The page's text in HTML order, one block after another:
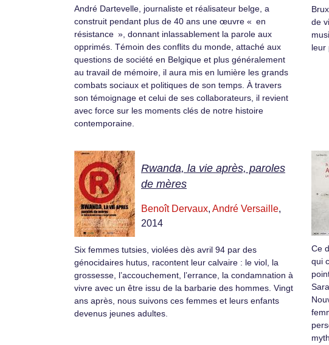
André Dartevelle, journaliste et réalisateur belge, a
construit pendant plus de 40 ans une œuvre « en
résistance », donnant inlassablement la parole aux
opprimés. Témoin des conflits du monde, attaché aux
questions de société en Belgique et plus généralement
au travail de mémoire, il aura mis en lumière les grands
combats sociaux et politiques de son temps. À travers
son témoignage et celui de ses collaborateurs, il revient
avec force sur les moments clés de notre histoire
contemporaine.
de
leur
Rwanda, la vie après, paroles
de mères
Benoît Dervaux, André Versaille,
2014
Six femmes tutsies, violées dès avril 94 par des
génocidaires hutus, racontent leur calvaire : le viol, la
grossesse, l’accouchement, l’errance, la condamnation à
vivre avec un être issu de la barbarie des hommes. Vingt
ans après, nous suivons ces femmes et leurs enfants
devenus jeunes adultes.
Ce
qui